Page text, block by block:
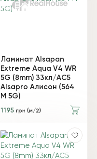
Ламинат Alsapan
Extreme Aqua V4 WR
5G (8mm) 33кл/AC5
Alsapro Алисон (564
М 5G)
1195 грн (м/2)